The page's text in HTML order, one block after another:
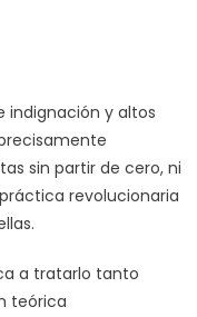
indignación y altos
sin partir de cero, ni
revolucionaria
a tratarlo tanto
teórica